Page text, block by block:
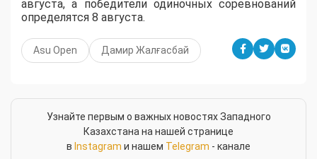
августа, а победители одиночных соревнований
определятся 8 августа.
Asu Open Дамир Жалғасбай
Узнайте первым о важных новостях Западного
Казахстана на нашей странице
в Instagram и нашем Telegram - канале